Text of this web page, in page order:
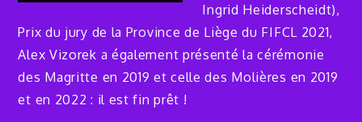
Ingrid Heiderscheidt),
Prix du jury de la Province de Liège du FIFCL 2021,
Alex Vizorek a également présenté la cérémonie
des Magritte en 2019 et celle des Molières en 2019
et en 2022 : il est fin prêt !